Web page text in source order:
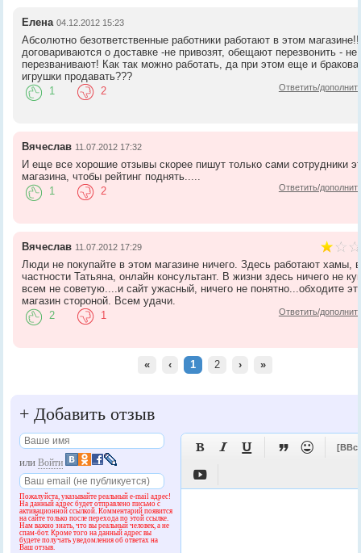
Елена 04.12.2012 15:23
Абсолютно безответственные работники работают в этом
договариваются о доставке -не привозят, обещают перезвонить - не
перезванивают! Как так можно работать, да при этом еще и
игрушки продавать???
Ответить/
1 2
Вячеслав 11.07.2012 17:32
И еще все хорошие отзывы скорее пишут только сами сотрудники
магазина, чтобы рейтинг поднять.....
Ответить/
1 2
Вячеслав 11.07.2012 17:29
Люди не покупайте в этом магазине ничего. Здесь работают хамы, в
частности Татьяна, онлайн консультант. В жизни здесь ничего не
всем не советую....и сайт ужасный, ничего не понятно...обходите
магазин стороной. Всем удачи.
Ответить/
2 1
« ‹ 1 2 › »
+ Добавить отзыв
илиВойти
Пожалуйста, указывайте реальный e-mail адрес!
На данный адрес будет отправлено письмо с
активационной ссылкой. Комментарий появится
на сайте только после перехода по этой ссылке.
Нам важно знать, что вы реальный человек, а не
спам-бот. Кроме того на данный адрес вы
будете получать уведомления об ответах на
Ваш отзыв.
   

